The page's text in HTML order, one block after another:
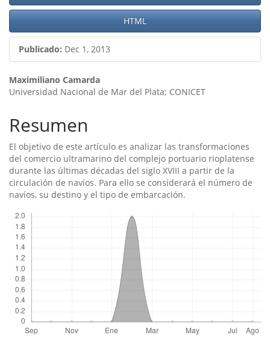
HTML
Publicado: Dec 1, 2013
Contenido
principal
del
artículo
Maximiliano Camarda
Universidad Nacional de Mar del Plata; CONICET
Resumen
El objetivo de este artí­culo es analizar las transformaciones
del comercio ultramarino del complejo portuario rioplatense
durante las últimas décadas del siglo XVIII a partir de la
circulación de naví­os. Para ello se considerará el número de
naví­os, su destino y el tipo de embarcación.